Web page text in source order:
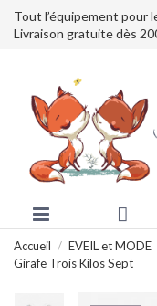
Tout l’équipement pour
Livraison gratuite dès
Accueil EVEIL et MODE
Girafe Trois Kilos Sept